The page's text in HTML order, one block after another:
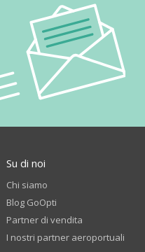
Su di noi
Chi siamo
Blog GoOpti
Partner di vendita
I nostri partner aeroportuali